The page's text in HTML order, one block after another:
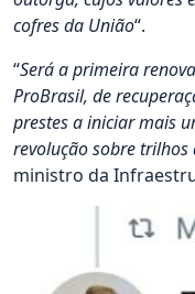
cofres da União“.
“Será a primeira
ProBrasil, de
prestes a iniciar mais
revolução sobre trilhos
ministro da